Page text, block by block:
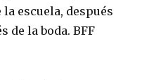
la escuela, después
de la boda. BFF